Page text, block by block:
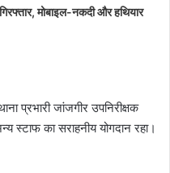
मोबाइल-नकदी और हथियार
प्रभारी जांजगीर उपनिरीक्षक
स्टाफ का सराहनीय योगदान रहा।